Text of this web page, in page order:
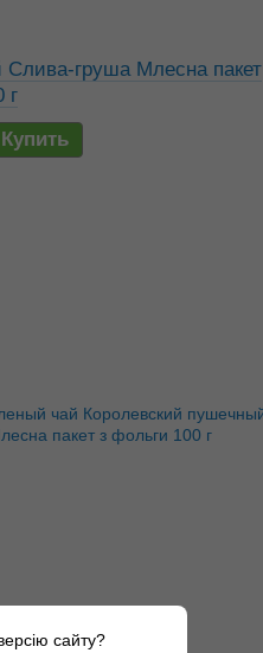
Слива-груша Млесна пакет
г
Купить
сайту?